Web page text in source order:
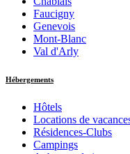
Faucigny
Genevois
Mont-Blanc
Val d'Arly
Hébergements
Hôtels
Locations de
Résidences-Clubs
Campings